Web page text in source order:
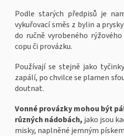
Podle starých předpisů je
vykuřovací směs z bylin a
do ručně vyrobeného
copu či provázku.
Používají se stejně jako
zapálí, po chvilce se plamen
doutnat.
Vonné provázky mohou být
různých nádobách,jako jsou
misky, naplněné jemným